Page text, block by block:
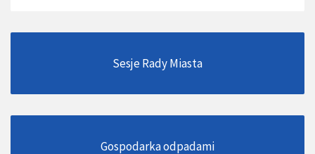
Sesje Rady Miasta
Gospodarka odpadami